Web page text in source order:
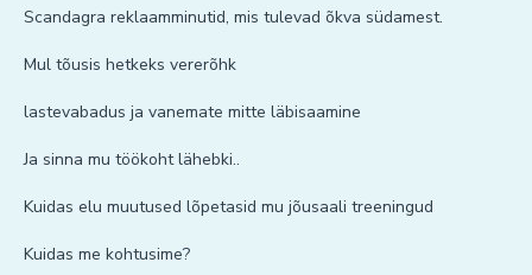
Scandagra reklaamminutid, mis tulevad õkva südamest.
Mul tõusis hetkeks vererõhk
lastevabadus ja vanemate mitte läbisaamine
Ja sinna mu töökoht lähebki..
Kuidas elu muutused lõpetasid mu jõusaali treeningud
Kuidas me kohtusime?